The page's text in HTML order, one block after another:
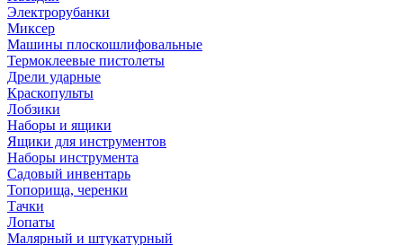
Электрорубанки
Миксер
Машины плоскошлифовальные
Термоклеевые пистолеты
Дрели ударные
Краскопульты
Лобзики
Наборы и ящики
Ящики для инструментов
Наборы инструмента
Садовый инвентарь
Топорища, черенки
Тачки
Лопаты
Малярный и штукатурный